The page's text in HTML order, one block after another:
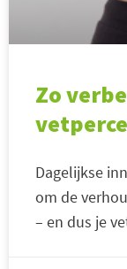
Zo
Dagelijkse
om de
– en dus je